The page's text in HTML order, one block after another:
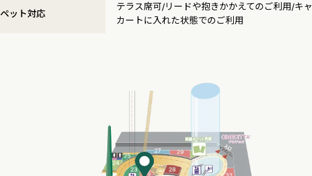
ペット対応
テラス席可/リードや抱きかかえてのご利用/キ
カートに入れた状態でのご利用